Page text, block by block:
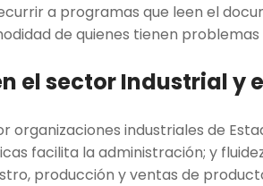
a programas que leen el
de quienes tienen problemas
el sector Industrial y
organizaciones industriales de
facilita la administración; y
producción y ventas de